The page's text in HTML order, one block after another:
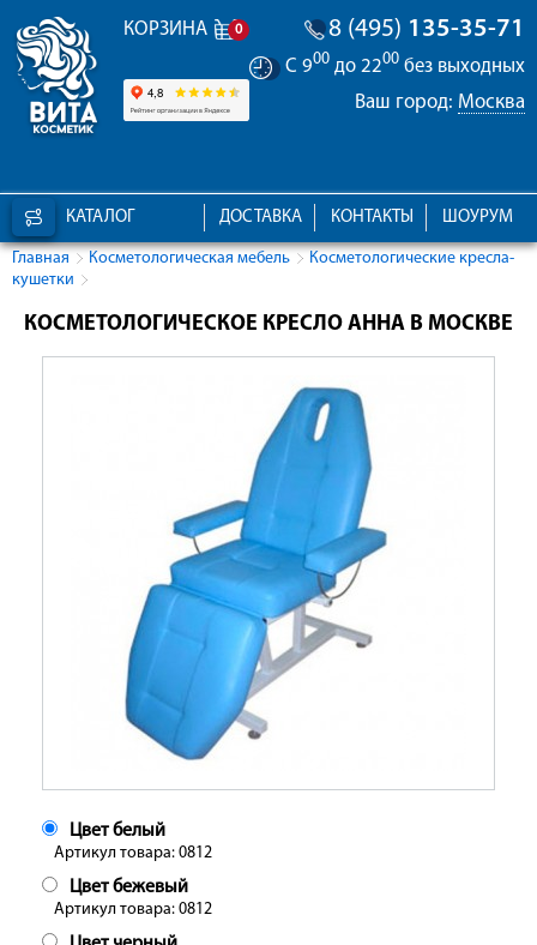
КОРЗИНА 0 8 (495) 135-35-71
С 900 до 2200 без выходных
Ваш город: Москва
КАТАЛОГ ШОУРУМ
КОНТАКТЫ
ДОСТАВКА
Главная Косметологическая мебель
Косметологические кресла-
кушетки
КОСМЕТОЛОГИЧЕСКОЕ КРЕСЛО АННА В МОСКВЕ
Цвет белый
Артикул товара: 0812
Цвет бежевый
Артикул товара: 0812